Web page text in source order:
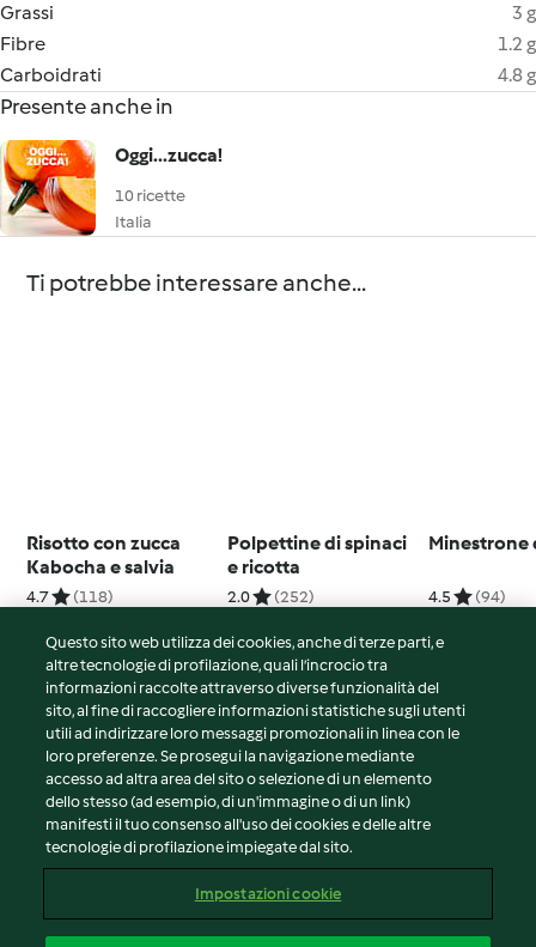
Grassi
3 g
Fibre
1.2 g
Carboidrati
4.8 g
Presente anche in
Oggi...zucca!
10 ricette
Italia
Ti potrebbe interessare anche...
Risotto con zucca
Kabocha e salvia
4.7 (118)
Polpettine di spinaci
e ricotta
2.0 (252)
Minestrone
4.5 (94)
© Copyright 2026
Termini del servizio
Informativa sulla privacy
Avvertenze generali
Note legali
Contenuto del rapporto
Questo sito web utilizza dei cookies, anche di terze parti, e
altre tecnologie di profilazione, quali l’incrocio tra
informazioni raccolte attraverso diverse funzionalità del
sito, al fine di raccogliere informazioni statistiche sugli utenti
utili ad indirizzare loro messaggi promozionali in linea con le
loro preferenze. Se prosegui la navigazione mediante
accesso ad altra area del sito o selezione di un elemento
dello stesso (ad esempio, di un'immagine o di un link)
manifesti il tuo consenso all'uso dei cookies e delle altre
tecnologie di profilazione impiegate dal sito.
Impostazioni cookie